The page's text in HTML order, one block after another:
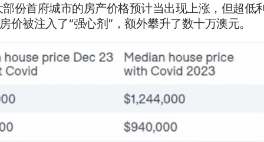
份首府城市的房产价格预计当出现上涨，但超低
被注入了“强心剂”，额外攀升了数十万澳元。